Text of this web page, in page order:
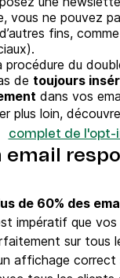
vous ne pouvez
fins,
procédure du
de toujours
dans vos
plus loin,
complet de l'opt-
email
de 60% des
impératif que vos
sur tous
affichage correct